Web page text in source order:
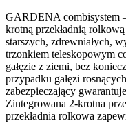
GARDENA combisystem
krotną przekładnią
starszych, zdrewniałych,
trzonkiem teleskopowym
gałęzie z ziemi, bez
przypadku gałęzi
zabezpieczający
Zintegrowana 2-krotna
przekładnia rolkowa